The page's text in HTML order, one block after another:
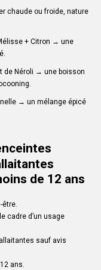
chaude ou froide, nature
+ Citron → une
de Néroli → une boisson
→ un mélange épicé
être.
cadre d’un usage
sauf avis
ans.